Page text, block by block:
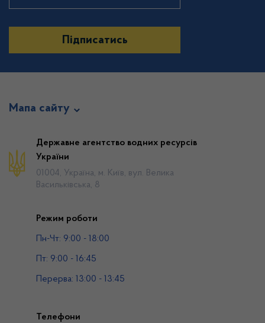
Підписатись
Мапа сайту
Про відомство
Діяльність
Громадянам
Публічна інформація
Водогосподарські організації
Державне агентство водних ресурсів
України
01004, Україна, м. Київ, вул. Велика
Васильківська, 8
Режим роботи
Пн-Чт: 9:00 - 18:00
Пт: 9:00 - 16:45
Перерва: 13:00 - 13:45
Телефони